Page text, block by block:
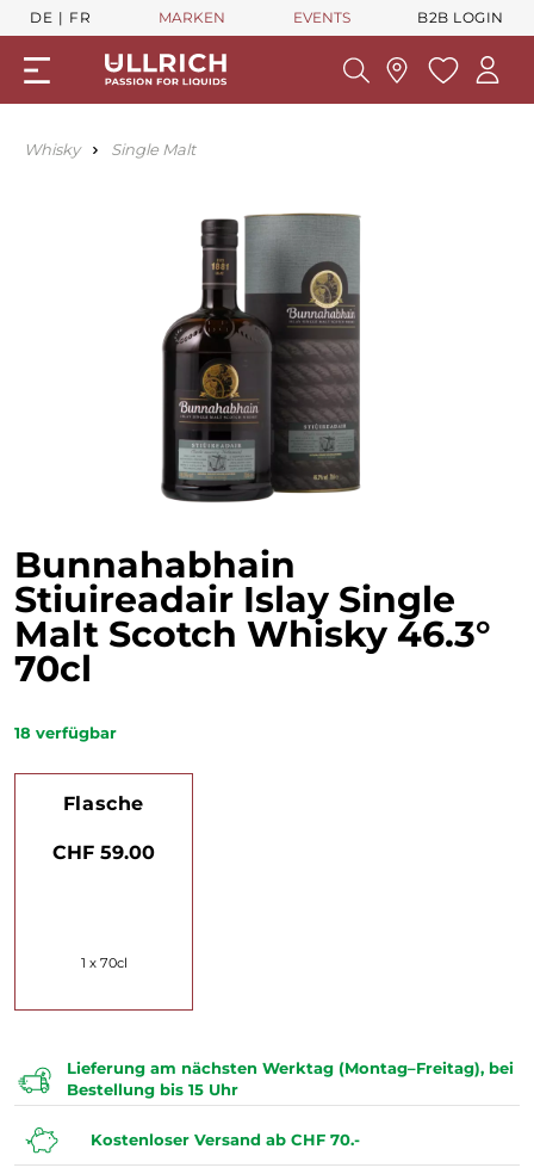
DE FR MARKEN EVENTS B2B LOGIN
Whisky Single Malt
Bunnahabhain
Stiuireadair Islay Single
Malt Scotch Whisky 46.3°
70cl
18 verfügbar
Flasche
CHF 59.00
1 x 70cl
Lieferung am nächsten Werktag (Montag–Freitag), bei
Bestellung bis 15 Uhr
Kostenloser Versand ab CHF 70.-